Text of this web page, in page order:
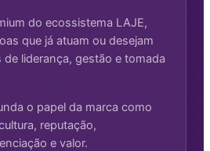
do ecossistema LAJE,
que já atuam ou desejam
liderança, gestão e tomada
o papel da marca como
reputação,
e valor.